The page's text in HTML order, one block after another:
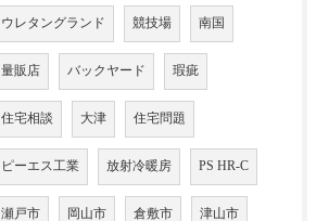
ウレタングランド 競技場 南国
量販店 バックヤード 瑕疵
住宅相談 大津 住宅問題
ピーエス工業 放射冷暖房 PS HR-C
瀬戸市 岡山市 倉敷市 津山市